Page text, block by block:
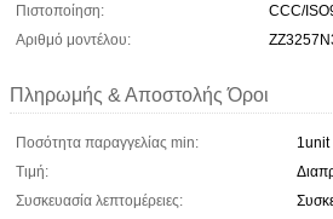
Πιστοποίηση:
CCC/
Αριθμό μοντέλου:
Πληρωμής & Αποστολής Όροι
Ποσότητα παραγγελίας min:
1unit
Τιμή:
Συσκευασία λεπτομέρειες: